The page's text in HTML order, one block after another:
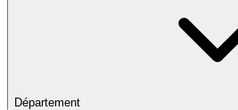
Département